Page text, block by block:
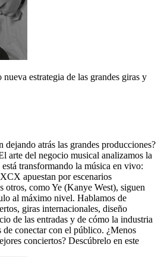
estrategia de las grandes giras y
dejando atrás las grandes producciones?
arte del negocio musical analizamos la
transformando la música en vivo:
apuestan por escenarios
otros, como Ye (Kanye West), siguen
al máximo nivel. Hablamos de
giras internacionales, diseño
de las entradas y de cómo la industria
de conectar con el público. ¿Menos
conciertos? Descúbrelo en este